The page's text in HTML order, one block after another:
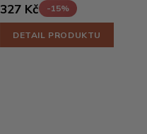
327 Kč -15%
DETAIL PRODUKTU